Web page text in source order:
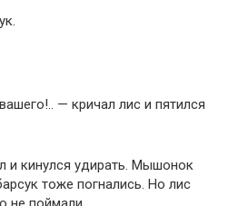
— кричал лис и пятился
и кинулся удирать. Мышонок
тоже погнались. Но лис